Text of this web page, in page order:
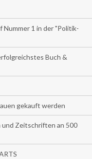
1 in der "Politik-
Buch &
gekauft werden
und Zeitschriften an 500